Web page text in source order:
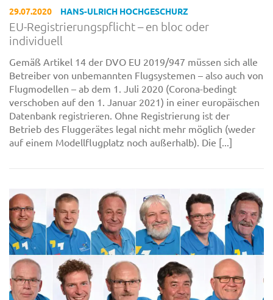
29.07.2020 HANS-ULRICH HOCHGESCHURZ
EU-Registrierungspflicht – en bloc oder
individuell
Gemäß Artikel 14 der DVO EU 2019/947 müssen sich alle
Betreiber von unbemannten Flugsystemen – also auch von
Flugmodellen – ab dem 1. Juli 2020 (Corona-bedingt
verschoben auf den 1. Januar 2021) in einer europäischen
Datenbank registrieren. Ohne Registrierung ist der
Betrieb des Fluggerätes legal nicht mehr möglich (weder
auf einem Modellflugplatz noch außerhalb). Die [...]